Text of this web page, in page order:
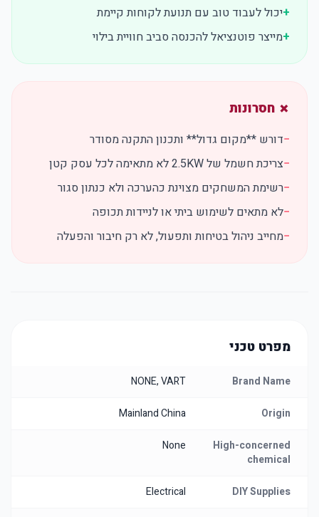
+יכול לעבוד טוב עם תנועת לקוחות קיימת
+מייצר פוטנציאל להכנסה סביב חוויית בילוי
✗ חסרונות
−דורש **מקום גדול** ותכנון התקנה מסודר
−צריכת חשמל של 2.5KW לא מתאימה לכל עסק קטן
−רשימת המשחקים מצוינת כהערכה ולא כנתון סגור
−לא מתאים לשימוש ביתי או לניידות תכופה
−מחייב ניהול בטיחות ותפעול, לא רק חיבור והפעלה
מפרט טכני
Brand Name
NONE, VART
Origin
Mainland China
High-concerned
chemical
None
DIY Supplies
Electrical